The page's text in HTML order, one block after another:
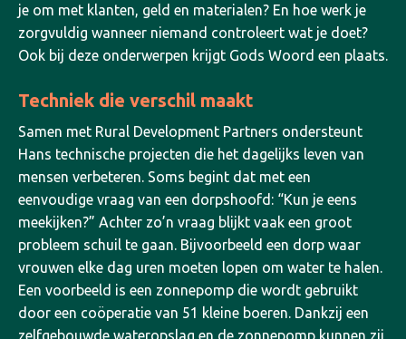
je om met klanten, geld en materialen? En hoe werk je
zorgvuldig wanneer niemand controleert wat je doet?
Ook bij deze onderwerpen krijgt Gods Woord een plaats.
Techniek die verschil maakt
Samen met Rural Development Partners ondersteunt
Hans technische projecten die het dagelijks leven van
mensen verbeteren. Soms begint dat met een
eenvoudige vraag van een dorpshoofd: “Kun je eens
meekijken?” Achter zo’n vraag blijkt vaak een groot
probleem schuil te gaan. Bijvoorbeeld een dorp waar
vrouwen elke dag uren moeten lopen om water te halen.
Een voorbeeld is een zonnepomp die wordt gebruikt
door een coöperatie van 51 kleine boeren. Dankzij een
zelfgebouwde wateropslag en de zonnepomp kunnen zij